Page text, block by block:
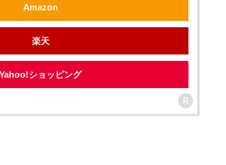
Amazon
楽天
Yahoo!ショッピング